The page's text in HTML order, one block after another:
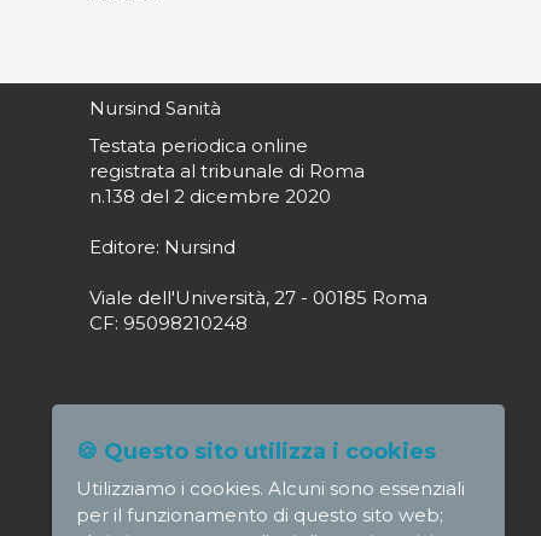
Nursind Sanità
Testata periodica online
registrata al tribunale di Roma
n.138 del 2 dicembre 2020
Editore: Nursind
Viale dell'Università, 27 - 00185 Roma
CF: 95098210248
Direttore responsabile: Paola Alagia
direttore@nursindsanita.it
Redazione: redazione@nursindsanita.it
🍪 Questo sito utilizza i cookies
Utilizziamo i cookies. Alcuni sono essenziali
per il funzionamento di questo sito web;